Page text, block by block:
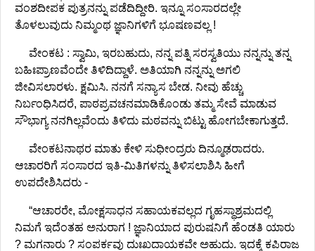
ವಂಶದೀಪಕ ಪುತ್ರನನ್ನು ಪಡೆದಿದ್ದೀರಿ. ಇನ್ನೂ ಸಂಸಾರದಲ್ಲೇ
ತೊಳಲುವುದು ನಿಮ್ಮಂಥ ಜ್ಞಾನಿಗಳಿಗೆ ಭೂಷಣವಲ್ಲ !
ವೇಂಕಟ : ಸ್ವಾಮಿ, ಇರಬಹುದು, ನನ್ನ ಪತ್ನಿ ಸರಸ್ವತಿಯು ನನ್ನನ್ನು ತನ್ನ
ಬಹಿಃಪ್ರಾಣವೆಂದೇ ತಿಳಿದಿದ್ದಾಳೆ. ಅತಿಯಾಗಿ ನನ್ನನ್ನು ಅಗಲಿ
ಜೀವಿಸಲಾರಳು. ಕ್ಷಮಿಸಿ. ನನಗೆ ಸನ್ಯಾಸ ಬೇಡ. ನೀವು ಹೆಚ್ಚು
ನಿರ್ಬಂಧಿಸಿದರೆ, ಪಾಠಪ್ರವಚನಮಾಡಿಕೊಂಡು ತಮ್ಮ ಸೇವೆ ಮಾಡುವ
ಸೌಭಾಗ್ಯ ನನಗಿಲ್ಲವೆಂದು ತಿಳಿದು ಮಠವನ್ನು ಬಿಟ್ಟು ಹೋಗಬೇಕಾಗುತ್ತದೆ.
ವೇಂಕಟನಾಥರ ಮಾತು ಕೇಳಿ ಸುಧೀಂದ್ರರು ದಿನ್ಮೂಢರಾದರು.
ಆಚಾರರಿಗೆ ಸಂಸಾರದ ಇತಿ-ಮಿತಿಗಳನ್ನು ತಿಳಿಸಲಾಶಿಸಿ ಹೀಗೆ
ಉಪದೇಶಿಸಿದರು -
“ಆಚಾರರೇ, ಮೋಕ್ಷಸಾಧನ ಸಹಾಯಕವಲ್ಲದ ಗೃಹಸ್ಥಾಶ್ರಮದಲ್ಲಿ
ನಿಮಗೆ ಇದೆಂತಹ ಅನುರಾಗ ! ಜ್ಞಾನಿಯಾದ ಪುರುಷನಿಗೆ ಹೆಂಡತಿ ಯಾರು
? ಮಗನಾರು ? ಸಂಪರ್ಕವು ದುಃಖದಾಯಕವೇ ಅಹುದು. ಇದಕ್ಕೆ ಕಪಿರಾಜ